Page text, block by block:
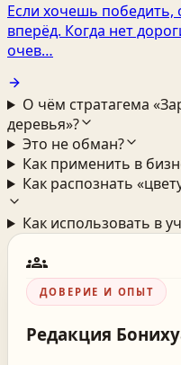
Если хочешь победить,
вперёд. Когда нет
очев…
О чём стратагема
деревья»?
Это не обман?
Как применить в
Как распознать
Как использовать в
groups
ДОВЕРИЕ И ОПЫТ
Редакция